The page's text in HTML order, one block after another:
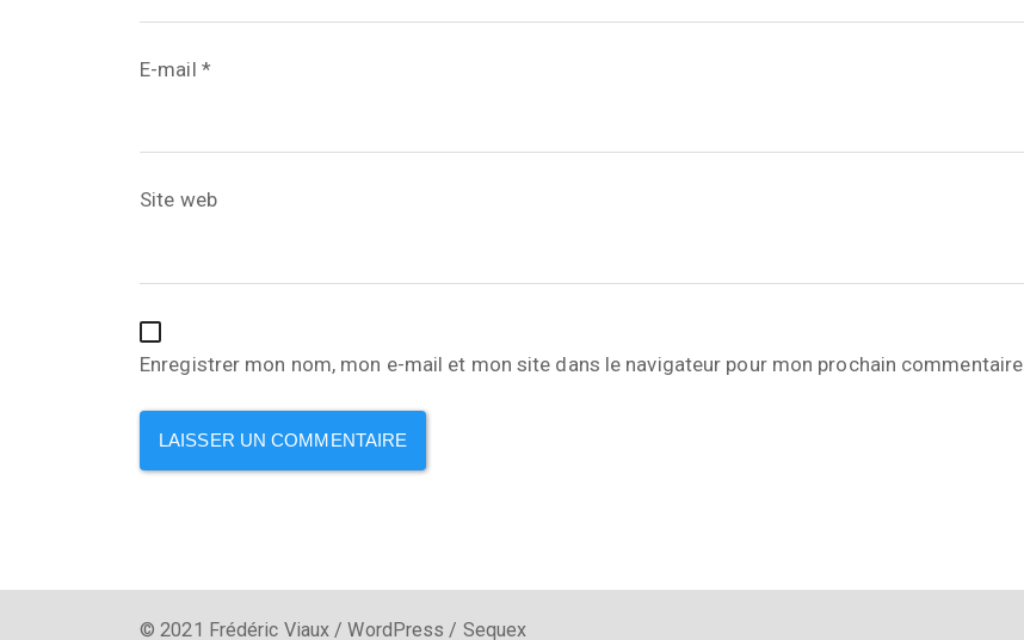
E-mail *
Site web
Enregistrer mon nom, mon e-mail et mon site dans le navigateur pour mon prochain commentaire.
© 2021 Frédéric Viaux / WordPress / Sequex